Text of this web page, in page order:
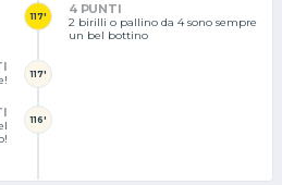
117' 4 PUNTI
2 birilli o pallino da 4 sono sempre
un bel bottino
117'
116'